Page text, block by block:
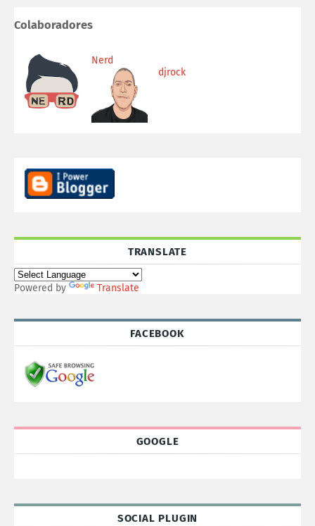
Colaboradores
Nerd
djrock
TRANSLATE
Powered by Translate
FACEBOOK
GOOGLE
SOCIAL PLUGIN